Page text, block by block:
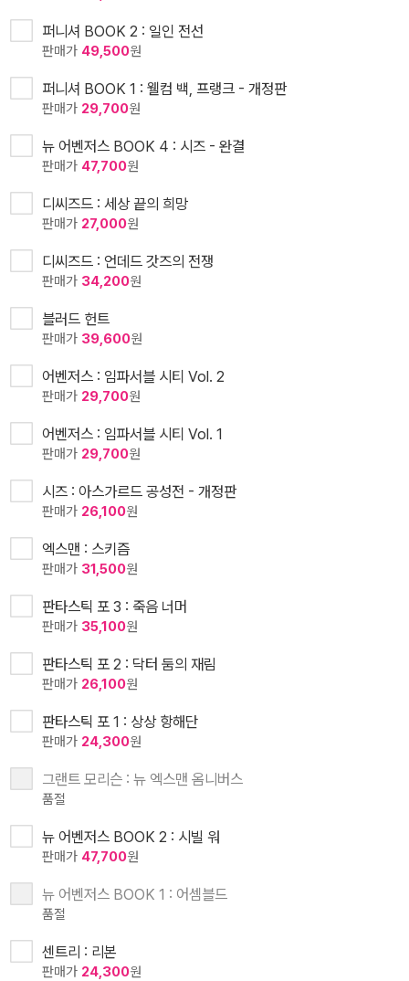
퍼니셔 BOOK 2 : 일인 전선
판매가 49,500원
퍼니셔 BOOK 1 : 웰컴 백, 프랭크 - 개정판
판매가 29,700원
뉴 어벤저스 BOOK 4 : 시즈 - 완결
판매가 47,700원
디씨즈드 : 세상 끝의 희망
판매가 27,000원
디씨즈드 : 언데드 갓즈의 전쟁
판매가 34,200원
블러드 헌트
판매가 39,600원
어벤저스 : 임파서블 시티 Vol. 2
판매가 29,700원
어벤저스 : 임파서블 시티 Vol. 1
판매가 29,700원
시즈 : 아스가르드 공성전 - 개정판
판매가 26,100원
엑스맨 : 스키즘
판매가 31,500원
판타스틱 포 3 : 죽음 너머
판매가 35,100원
판타스틱 포 2 : 닥터 둠의 재림
판매가 26,100원
판타스틱 포 1 : 상상 항해단
판매가 24,300원
그랜트 모리슨 : 뉴 엑스맨 옴니버스
품절
뉴 어벤저스 BOOK 2 : 시빌 워
판매가 47,700원
뉴 어벤저스 BOOK 1 : 어셈블드
품절
센트리 : 리본
판매가 24,300원